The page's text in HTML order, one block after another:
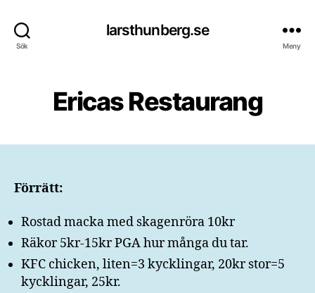
Sök
larsthunberg.se
Meny
Ericas Restaurang
Förrätt:
Rostad macka med skagenröra 10kr
Räkor 5kr-15kr PGA hur många du tar.
KFC chicken, liten=3 kycklingar, 20kr stor=5
kycklingar, 25kr.